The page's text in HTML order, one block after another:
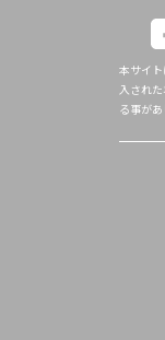
本サイ
入され
る事があ